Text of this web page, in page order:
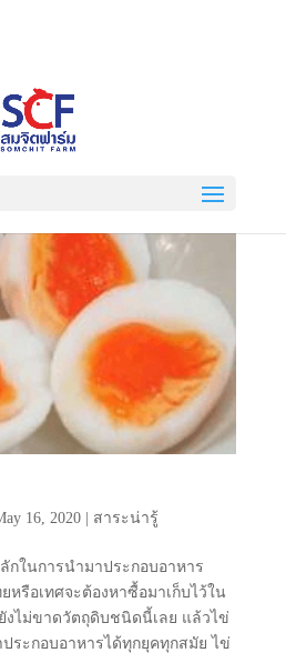
16, 2020| สาระน่ารู้
กในการนำมาประกอบอาหาร
หรือเทศจะต้องหาซื้อมาเก็บไว้ใน
ไม่ขาดวัตถุดิบชนิดนี้เลย แล้วไข่
ระกอบอาหารได้ทุกยุคทุกสมัย ไข่